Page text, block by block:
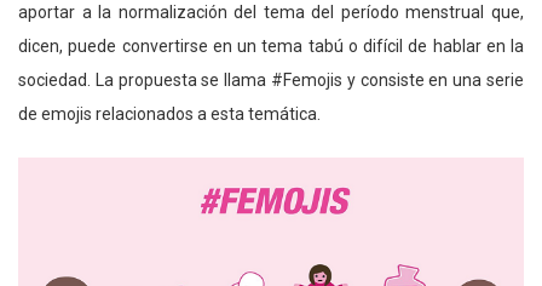
aportar a la normalización del tema del período menstrual que,
dicen, puede convertirse en un tema tabú o difícil de hablar en la
sociedad. La propuesta se llama #Femojis y consiste en una serie
de emojis relacionados a esta temática.